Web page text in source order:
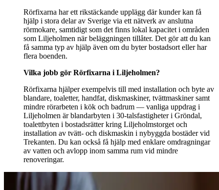
Rörfixarna har ett rikstäckande upplägg där kunder kan få
hjälp i stora delar av Sverige via ett nätverk av anslutna
rörmokare, samtidigt som det finns lokal kapacitet i områden
som Liljeholmen när beläggningen tillåter. Det gör att du kan
få samma typ av hjälp även om du byter bostadsort eller har
flera boenden.
Vilka jobb gör Rörfixarna i Liljeholmen?
Rörfixarna hjälper exempelvis till med installation och byte av
blandare, toaletter, handfat, diskmaskiner, tvättmaskiner samt
mindre rörarbeten i kök och badrum — vanliga uppdrag i
Liljeholmen är blandarbyten i 30‑talsfastigheter i Gröndal,
toalettbyten i bostadsrätter kring Liljeholmstorget och
installation av tvätt‑ och diskmaskin i nybyggda bostäder vid
Trekanten. Du kan också få hjälp med enklare omdragningar
av vatten och avlopp inom samma rum vid mindre
renoveringar.